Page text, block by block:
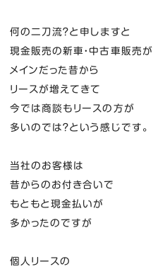
何の二刀流？と申しますと
現金販売の新車・中古車販売が
メインだった昔から
リースが増えてきて
今では商談もリースの方が
多いのでは？という感じです。
当社のお客様は
昔からのお付き合いで
もともと現金払いが
多かったのですが
個人リースの